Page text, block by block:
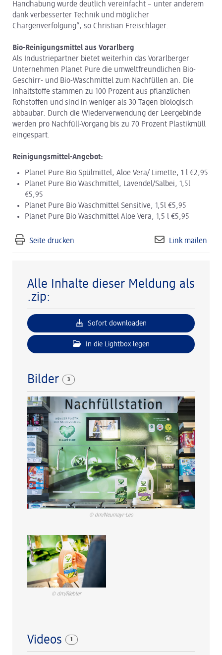
Handhabung wurde deutlich vereinfacht – unter anderem
dank verbesserter Technik und möglicher
Chargenverfolgung“, so Christian Freischlager.
Bio-Reinigungsmittel aus Vorarlberg
Als Industriepartner bietet weiterhin das Vorarlberger
Unternehmen Planet Pure die umweltfreundlichen Bio-
Geschirr- und Bio-Waschmittel zum Nachfüllen an. Die
Inhaltstoffe stammen zu 100 Prozent aus pflanzlichen
Rohstoffen und sind in weniger als 30 Tagen biologisch
abbaubar. Durch die Wiederverwendung der Leergebinde
werden pro Nachfüll-Vorgang bis zu 70 Prozent Plastikmüll
eingespart.
Reinigungsmittel-Angebot:
Planet Pure Bio Spülmittel, Aloe Vera/ Limette, 1 l €2,95
Planet Pure Bio Waschmittel, Lavendel/Salbei, 1,5l
€5,95
Planet Pure Bio Waschmittel Sensitive, 1,5l €5,95
Planet Pure Bio Waschmittel Aloe Vera, 1,5 l €5,95
Seite drucken Link mailen
Alle Inhalte dieser Meldung als
.zip:
Sofort downloaden
In die Lightbox legen
Bilder 3
© dm/Neumayr-Leo
© dm/Riebler
Videos 1